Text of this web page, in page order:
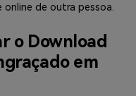
de outra pessoa.
o Download
em